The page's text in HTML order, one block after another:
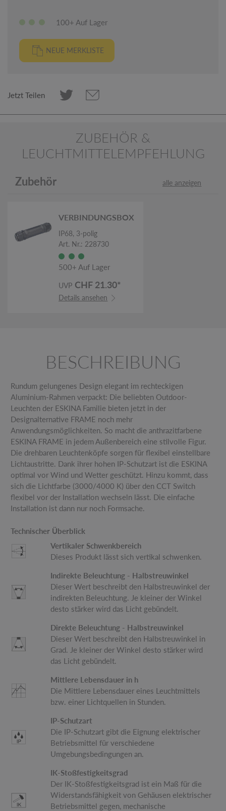
100+ Auf Lager
NEUE MERKLISTE
Jetzt Teilen
ZUBEHÖR &
LEUCHTMITTELEMPFEHLUNG
Zubehör alle anzeigen
VERBINDUNGSBOX
IP68, 3-polig
Art. Nr.: 228730
500+ Auf Lager
UVP CHF 21.30*
Details ansehen
BESCHREIBUNG
Rundum gelungenes Design elegant im rechteckigen
Aluminium-Rahmen verpackt: Die beliebten Outdoor-
Leuchten der ESKINA Familie bieten jetzt in der
Designalternative FRAME noch mehr
Anwendungsmöglichkeiten. So macht die anthrazitfarbene
ESKINA FRAME in jedem Außenbereich eine stilvolle Figur.
Die drehbaren Leuchtenköpfe sorgen für flexibel einstellbare
Lichtaustritte. Dank ihrer hohen IP-Schutzart ist die ESKINA
optimal vor Wind und Wetter geschützt. Hinzu kommt, dass
sich die Lichtfarbe (3000/4000 K) über den CCT Switch
flexibel vor der Installation wechseln lässt. Die einfache
Installation ist dann nur noch Formsache.
Technischer Überblick
Vertikaler Schwenkbereich
Dieses Produkt lässt sich vertikal schwenken.
Indirekte Beleuchtung - Halbstreuwinkel
Dieser Wert beschreibt den Halbstreuwinkel der
indirekten Beleuchtung. Je kleiner der Winkel
desto stärker wird das Licht gebündelt.
Direkte Beleuchtung - Halbstreuwinkel
Dieser Wert beschreibt den Halbstreuwinkel in
Grad. Je kleiner der Winkel desto stärker wird
das Licht gebündelt.
Mittlere Lebensdauer in h
Die Mittlere Lebensdauer eines Leuchtmittels
bzw. einer Lichtquellen in Stunden.
IP-Schutzart
Die IP-Schutzart gibt die Eignung elektrischer
Betriebsmittel für verschiedene
Umgebungsbedingungen an.
IK-Stoßfestigkeitsgrad
Der IK-Stoßfestigkeitsgrad ist ein Maß für die
Widerstandsfähigkeit von Gehäusen elektrischer
Betriebsmittel gegen, mechanische